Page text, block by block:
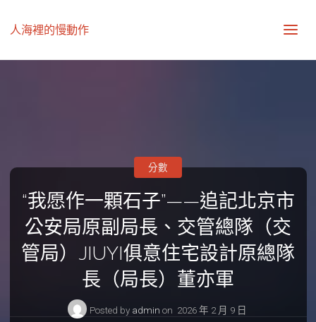
人海裡的慢動作
“我愿作一顆石子”——追記北京市
公安局原副局長、交管總隊（交
管局）JIUYI俱意住宅設計原總隊
長（局長）董亦軍
Posted by admin on 2026 年 2 月 9 日
分數